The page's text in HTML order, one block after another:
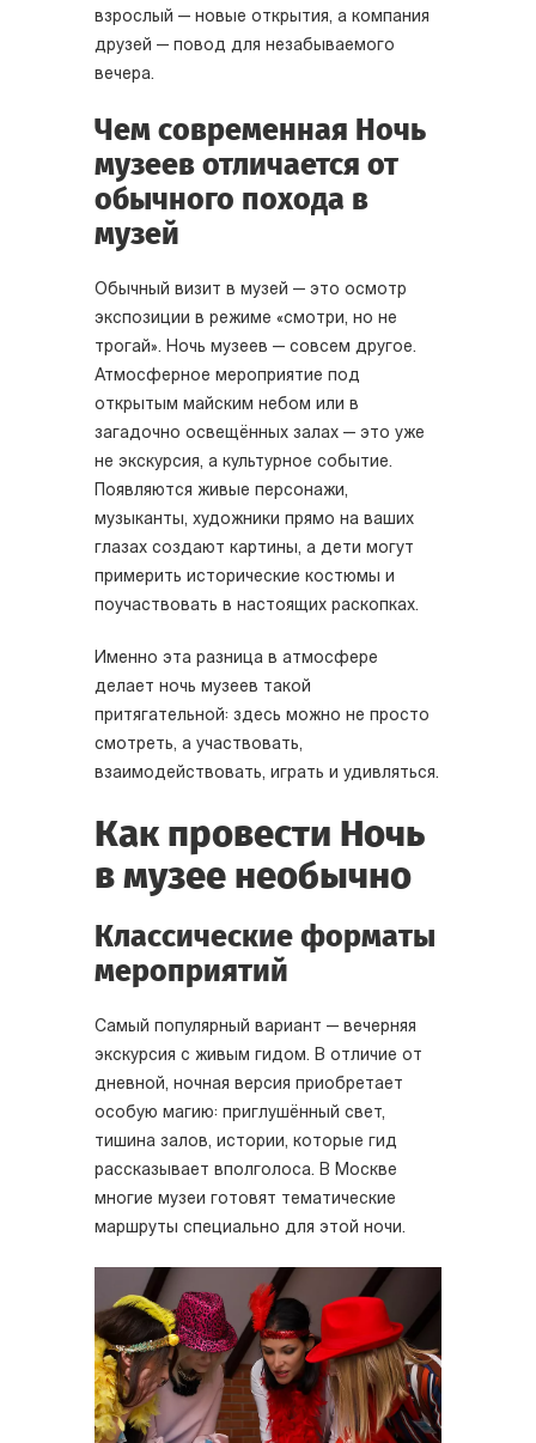
взрослый — новые открытия, а компания
друзей — повод для незабываемого
вечера.
Чем современная Ночь
музеев отличается от
обычного похода в
музей
Обычный визит в музей — это осмотр
экспозиции в режиме «смотри, но не
трогай». Ночь музеев — совсем другое.
Атмосферное мероприятие под
открытым майским небом или в
загадочно освещённых залах — это уже
не экскурсия, а культурное событие.
Появляются живые персонажи,
музыканты, художники прямо на ваших
глазах создают картины, а дети могут
примерить исторические костюмы и
поучаствовать в настоящих раскопках.
Именно эта разница в атмосфере
делает ночь музеев такой
притягательной: здесь можно не просто
смотреть, а участвовать,
взаимодействовать, играть и удивляться.
Как провести Ночь
в музее необычно
Классические форматы
мероприятий
Самый популярный вариант — вечерняя
экскурсия с живым гидом. В отличие от
дневной, ночная версия приобретает
особую магию: приглушённый свет,
тишина залов, истории, которые гид
рассказывает вполголоса. В Москве
многие музеи готовят тематические
маршруты специально для этой ночи.